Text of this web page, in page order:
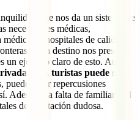
que nos da un sistema de
necesidades médicas,
y hospitales de calidad.
cada destino nos presenta
un ejemplo claro de esto. Aquí,
para turistas puede ser
puede tener repercusiones
Además, la falta de familiaridad
de reputación dudosa.